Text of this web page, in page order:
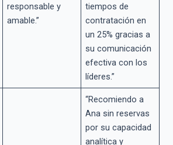
responsable y
amable.”
tiempos de
contratación en
un 25% gracias a
su comunicación
efectiva con los
líderes.”
“Recomiendo a
Ana sin reservas
por su capacidad
analítica y